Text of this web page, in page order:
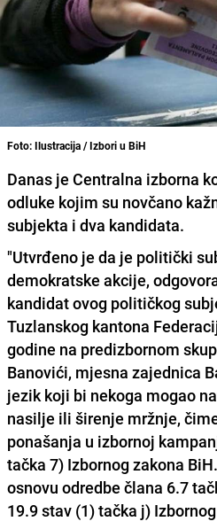
Foto: Ilustracija / Izbori u BiH
Danas je Centralna izborna
odluke kojim su novčano
subjekta i dva kandidata.
"Utvrđeno je da je politički
demokratske akcije,
kandidat ovog političkog
Tuzlanskog kantona
godine na predizbornom
Banovići, mjesna zajednica
jezik koji bi nekoga mogao
nasilje ili širenje mržnje,
ponašanja u izbornoj
tačka 7) Izbornog zakona
osnovu odredbe člana 6.7
19.9 stav (1) tačka j)